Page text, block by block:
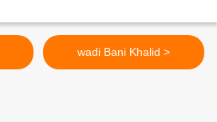
wadi Bani Khalid >